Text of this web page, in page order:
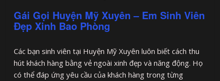
Gái Gọi Huyện Mỹ Xuyên – Em Sinh Viên
Đẹp Xinh Bao Phòng
Các bạn sinh viên tại Huyện Mỹ Xuyên luôn biết cách thu
hút khách hàng bằng vẻ ngoài xinh đẹp và năng động. Họ
có thể đáp ứng yêu cầu của khách hàng trong từng